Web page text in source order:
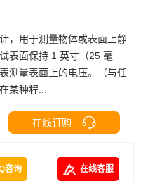
，用于测量物体或表面上静
表面保持 1 英寸（25 毫
测量表面上的电压。（与任
某种程...
在线订购
咨询 在线客服